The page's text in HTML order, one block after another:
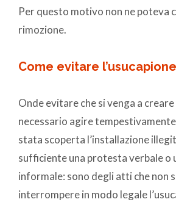
Per questo motivo non ne poteva
rimozione.
Come evitare l’usucapione
Onde evitare che si venga a creare
necessario agire
stata scoperta l’installazione
sufficiente una protesta verbale o
informale: sono degli atti che non
interrompere in modo legale